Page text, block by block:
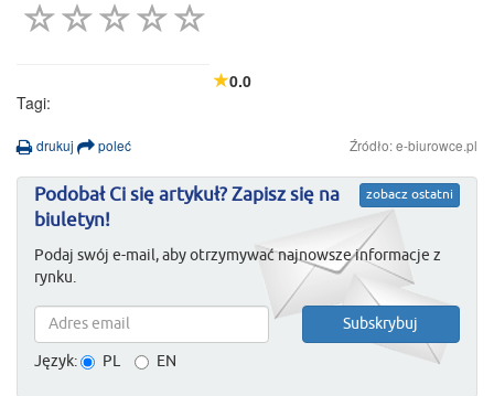
0.0
Tagi:
drukuj poleć Źródło: e-biurowce.pl
zobacz ostatni
Podobał Ci się artykuł? Zapisz się na
biuletyn!
Podaj swój e-mail, aby otrzymywać najnowsze informacje z
rynku.
Język: PL EN